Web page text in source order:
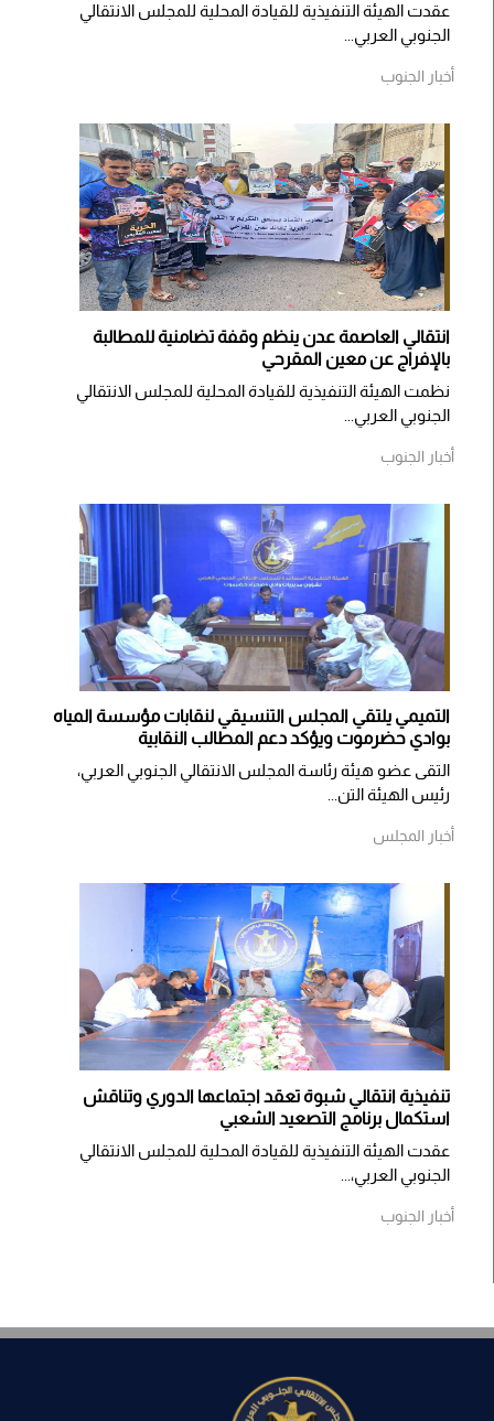
عقدت الهيئة التنفيذية للقيادة المحلية للمجلس الانتقالي
الجنوبي العربي...
أخبار الجنوب
انتقالي العاصمة عدن ينظم وقفة تضامنية للمطالبة
بالإفراج عن معين المقرحي
نظمت الهيئة التنفيذية للقيادة المحلية للمجلس الانتقالي
الجنوبي العربي...
أخبار الجنوب
التميمي يلتقي المجلس التنسيقي لنقابات مؤسسة المياه
بوادي حضرموت ويؤكد دعم المطالب النقابية
التقى عضو هيئة رئاسة المجلس الانتقالي الجنوبي العربي،
رئيس الهيئة التن...
أخبار المجلس
تنفيذية انتقالي شبوة تعقد اجتماعها الدوري وتناقش
استكمال برنامج التصعيد الشعبي
عقدت الهيئة التنفيذية للقيادة المحلية للمجلس الانتقالي
الجنوبي العربي،...
أخبار الجنوب